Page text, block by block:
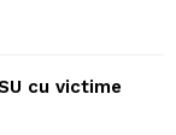
cu victime